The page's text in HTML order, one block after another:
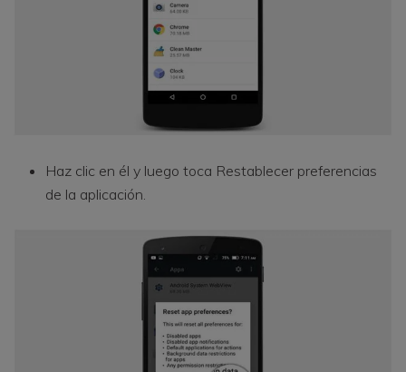
Haz clic en él y luego toca Restablecer preferencias
de la aplicación.